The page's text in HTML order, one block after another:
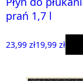
prań 1,7 l
23,99 zł19,99 zł